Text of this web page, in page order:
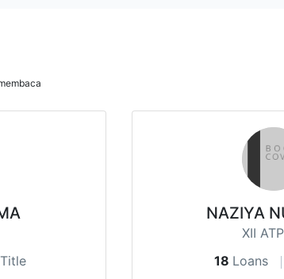
Title
NAZIYA
XII
18 Loans